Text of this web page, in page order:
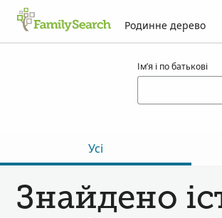
Родинне дерево
Ім’я і по батькові
Усі
Знайдено